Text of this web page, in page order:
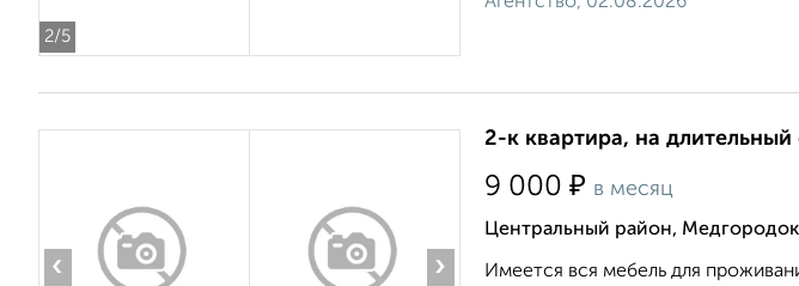
2/5
‹ ›
2-к квартира, на
9 000 ₽ в месяц
Центральный район,
Имеется вся мебель для